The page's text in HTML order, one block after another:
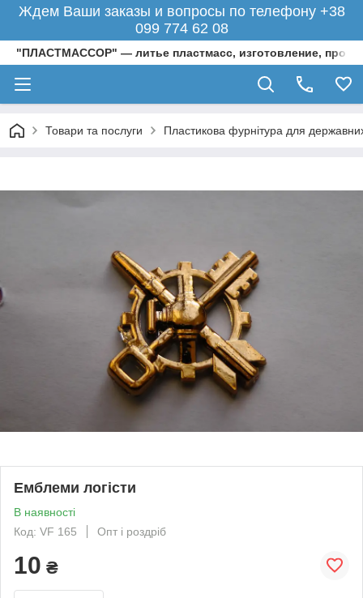
Ждем Ваши заказы и вопросы по телефону +38
099 774 62 08
"ПЛАСТМАССОР" — литье пластмасс, изготовление,
Товари та послуги Пластикова фурнітура для
Емблеми логісти
В наявності
Код: VF 165
Опт і роздріб
10 ₴